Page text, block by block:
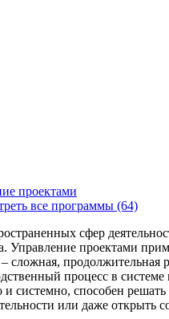
проектами
все программы (64)
сфер
Управление проектами
процесс в
и системно, способен
или даже открыть